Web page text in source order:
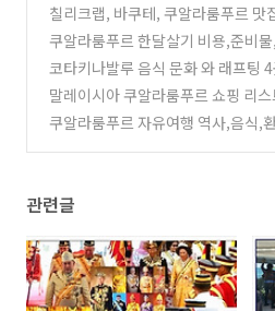
칠리크랩, 바쿠테, 쿠알라룸푸르 맛집, 2
맛있는 식당, 2년 체류
(0)
쿠알라룸푸르 한달살기 비용,준비물
항공권,음식, 교 (0)
코타키나발루 음식 문화 와 래프팅
말레이시아 쿠알라룸푸르 쇼핑 리
리
(0)
쿠알라룸푸르 자유여행 역사,음식,
관련글